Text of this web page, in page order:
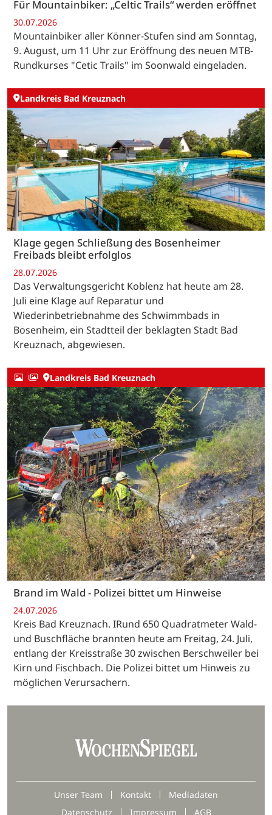
Für Mountainbiker: „Celtic Trails“ werden eröffnet
30.07.2026
Mountainbiker aller Könner-Stufen sind am Sonntag,
9. August, um 11 Uhr zur Eröffnung des neuen MTB-
Rundkurses "Cetic Trails" im Soonwald eingeladen.
Landkreis Bad Kreuznach
Klage gegen Schließung des Bosenheimer
Freibads bleibt erfolglos
28.07.2026
Das Verwaltungsgericht Koblenz hat heute am 28.
Juli eine Klage auf Reparatur und
Wiederinbetriebnahme des Schwimmbads in
Bosenheim, ein Stadtteil der beklagten Stadt Bad
Kreuznach, abgewiesen.
Landkreis Bad Kreuznach
Brand im Wald - Polizei bittet um Hinweise
24.07.2026
Kreis Bad Kreuznach. IRund 650 Quadratmeter Wald-
und Buschfläche brannten heute am Freitag, 24. Juli,
entlang der Kreisstraße 30 zwischen Berschweiler bei
Kirn und Fischbach. Die Polizei bittet um Hinweis zu
möglichen Verursachern.
Unser Team Kontakt
Mediadaten
Datenschutz
Impressum AGB